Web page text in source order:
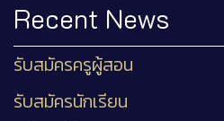
Recent News
รับสมัครครูผู้สอน
รับสมัครนักเรียน